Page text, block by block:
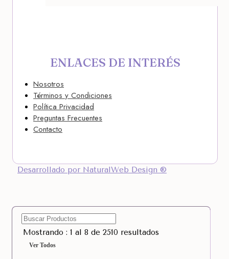
ENLACES DE INTERÉS
Nosotros
Términos y Condiciones
Política Privacidad
Preguntas Frecuentes
Contacto
Desarrollado por NaturalWeb Design ®
Mostrando : 1 al 8 de 2510 resultados
Ver Todos